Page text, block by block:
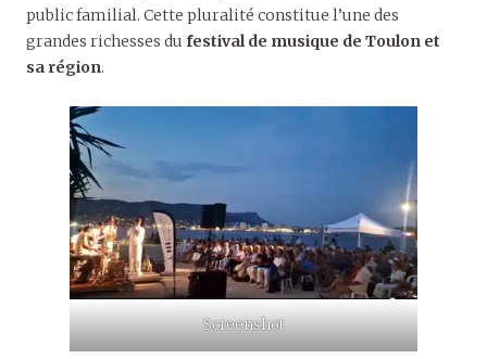
public familial. Cette pluralité constitue l’une des
grandes richesses du festival de musique de Toulon et
sa région.
Screenshot